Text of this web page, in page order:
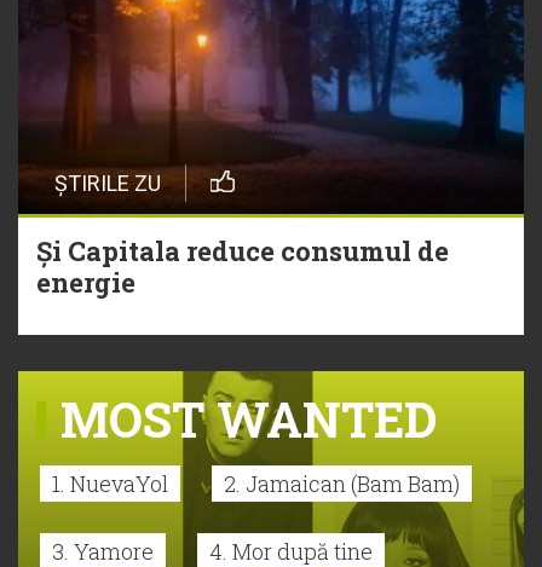
ȘTIRILE ZU
Și Capitala reduce consumul de
energie
MOST WANTED
1. NuevaYol 2. Jamaican (Bam Bam)
3. Yamore 4. Mor după tine